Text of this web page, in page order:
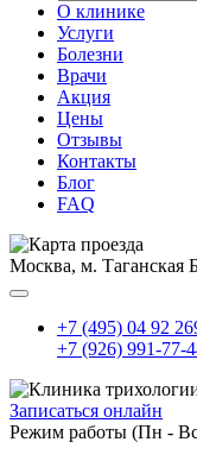
О клинике
Услуги
Болезни
Врачи
Акция
Цены
Отзывы
Контакты
Блог
FAQ
Москва, м. Таганская
+7 (495) 04 92
+7 (926) 991-77-
Записаться онлайн
Режим работы (Пн -